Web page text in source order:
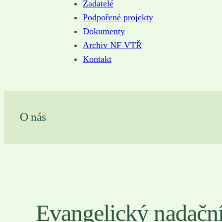
Žadatelé
Podpořené projekty
Dokumenty
Archiv NF VTŘ
Kontakt
O nás
Evangelický